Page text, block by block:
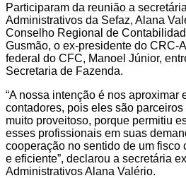
Participaram da reunião a
Administrativos da Sefaz, Alana
Conselho Regional de
Gusmão, o ex-presidente do CRC-
federal do CFC, Manoel Júnior,
Secretaria de Fazenda.
“A nossa intenção é nos aproximar
contadores, pois eles são
muito proveitoso, porque permitiu
esses profissionais em suas
cooperação no sentido de um fisco
e eficiente”, declarou a secretária
Administrativos Alana Valério.